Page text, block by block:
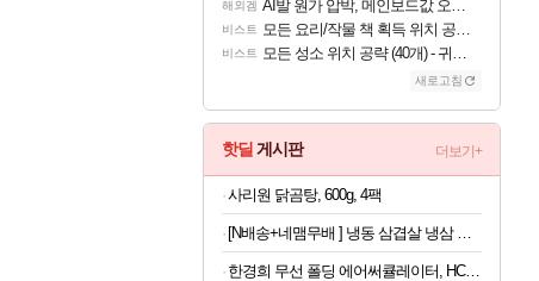
해외겜 AI발 원가 압박, 메인보드값 오르나
비스트 모든 요리/작물 책 획득 위치 공략 (36개) - 미식가 도전과제
비스트 모든 성소 위치 공략 (40개) - 귀환한 영혼 도전과제
새로고침
핫딜 게시판 더보기+
사리원 닭곰탕, 600g, 4팩
한경희 무선 폴딩 에어써큘레이터, HC-120F, 아이보리, 1개